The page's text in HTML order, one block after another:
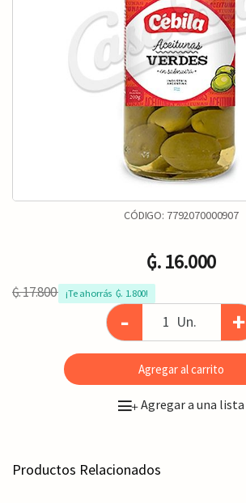
CÓDIGO: 7792070000907
₲. 16.000
₲. 17.800 ¡Te ahorrás  ₲. 1.800!
- Un. +
Agregar al carrito
+Agregar a una lista
Productos Relacionados